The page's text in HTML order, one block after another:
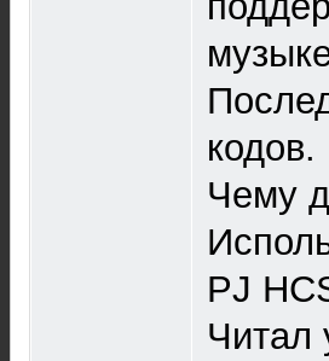
кодов.
Чему
PJ
Читал